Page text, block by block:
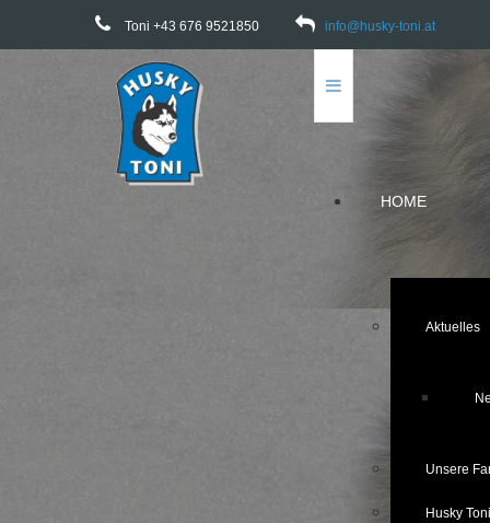
Toni +43 676 9521850 info@husky-toni.at
HOME
Aktuelles
Unsere
Husky